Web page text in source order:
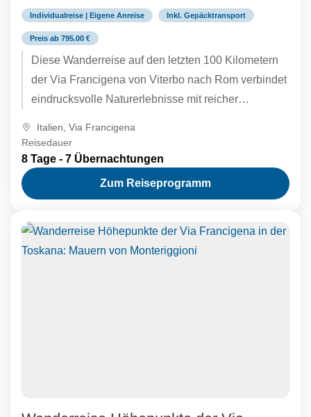
Individualreise | Eigene Anreise Inkl. Gepäcktransport
Preis ab 795.00 €
Diese Wanderreise auf den letzten 100 Kilometern
der Via Francigena von Viterbo nach Rom verbindet
eindrucksvolle Naturerlebnisse mit reicher
durch vulkanisch geprägte Landschaften,
etruskische Hohlwege, idyllische Dörfer und ruhige
Feldwege bis in das Herz der Ewigen Stadt.
Italien Via Francigena
Reisedauer
8 Tage - 7 Übernachtungen
Zum Reiseprogramm